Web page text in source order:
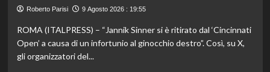
Berruti,
olimpico
dei
Roberto Parisi 9 Agosto 2026 : 19:55
ROMA (ITALPRESS) – “Jannik Sinner si è ritirato dal ‘Cincinnati
Open’ a causa di un infortunio al ginocchio destro”. Così, su X,
gli organizzatori del...